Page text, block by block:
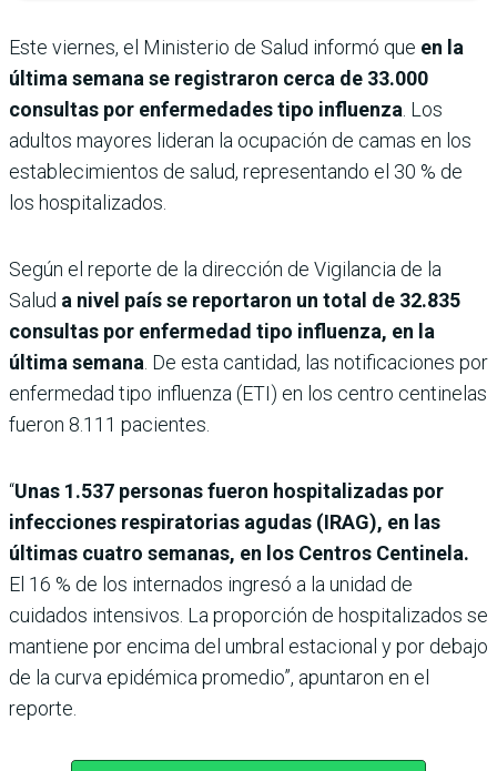
Este viernes, el Ministerio de Salud informó que en la
última semana se registraron cerca de 33.000
consultas por enfermedades tipo influenza . Los
adultos mayores lideran la ocupación de camas en los
establecimientos de salud, representando el 30 % de
los hospitalizados.
Según el reporte de la dirección de Vigilancia de la
Salud a nivel país se reportaron un total de 32.835
consultas por enfermedad tipo influenza, en la
última semana . De esta cantidad, las notificaciones por
enfermedad tipo influenza (ETI) en los centro centinelas
fueron 8.111 pacientes.
“Unas 1.537 personas fueron hospitalizadas por
infecciones respiratorias agudas (IRAG), en las
últimas cuatro semanas, en los Centros Centinela.
El 16 % de los internados ingresó a la unidad de
cuidados intensivos. La proporción de hospitalizados se
mantiene por encima del umbral estacional y por debajo
de la curva epidémica promedio”, apuntaron en el
reporte.